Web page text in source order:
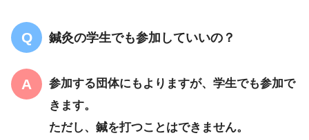
鍼灸の学生でも参加していいの？
参加する団体にもよりますが、学生でも参加で
きます。
ただし、鍼を打つことはできません。